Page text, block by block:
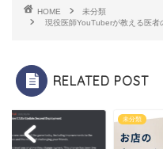
HOME
未分類
現役医師YouTuberが教える医者
RELATED POST
未分類